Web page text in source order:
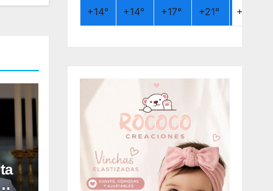
+14° +14° +17° +21° +